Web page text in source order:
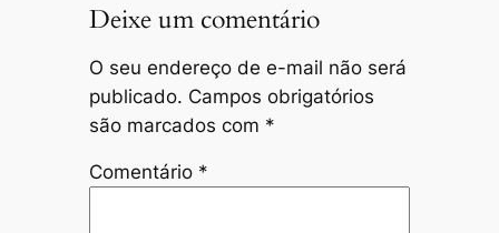
Deixe um comentário
O seu endereço de e-mail não será
publicado. Campos obrigatórios
são marcados com *
Comentário *